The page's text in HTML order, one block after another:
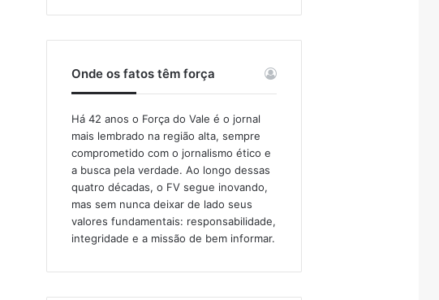
Onde os fatos têm força
Há 42 anos o Força do Vale é o jornal
mais lembrado na região alta, sempre
comprometido com o jornalismo ético e
a busca pela verdade. Ao longo dessas
quatro décadas, o FV segue inovando,
mas sem nunca deixar de lado seus
valores fundamentais: responsabilidade,
integridade e a missão de bem informar.​